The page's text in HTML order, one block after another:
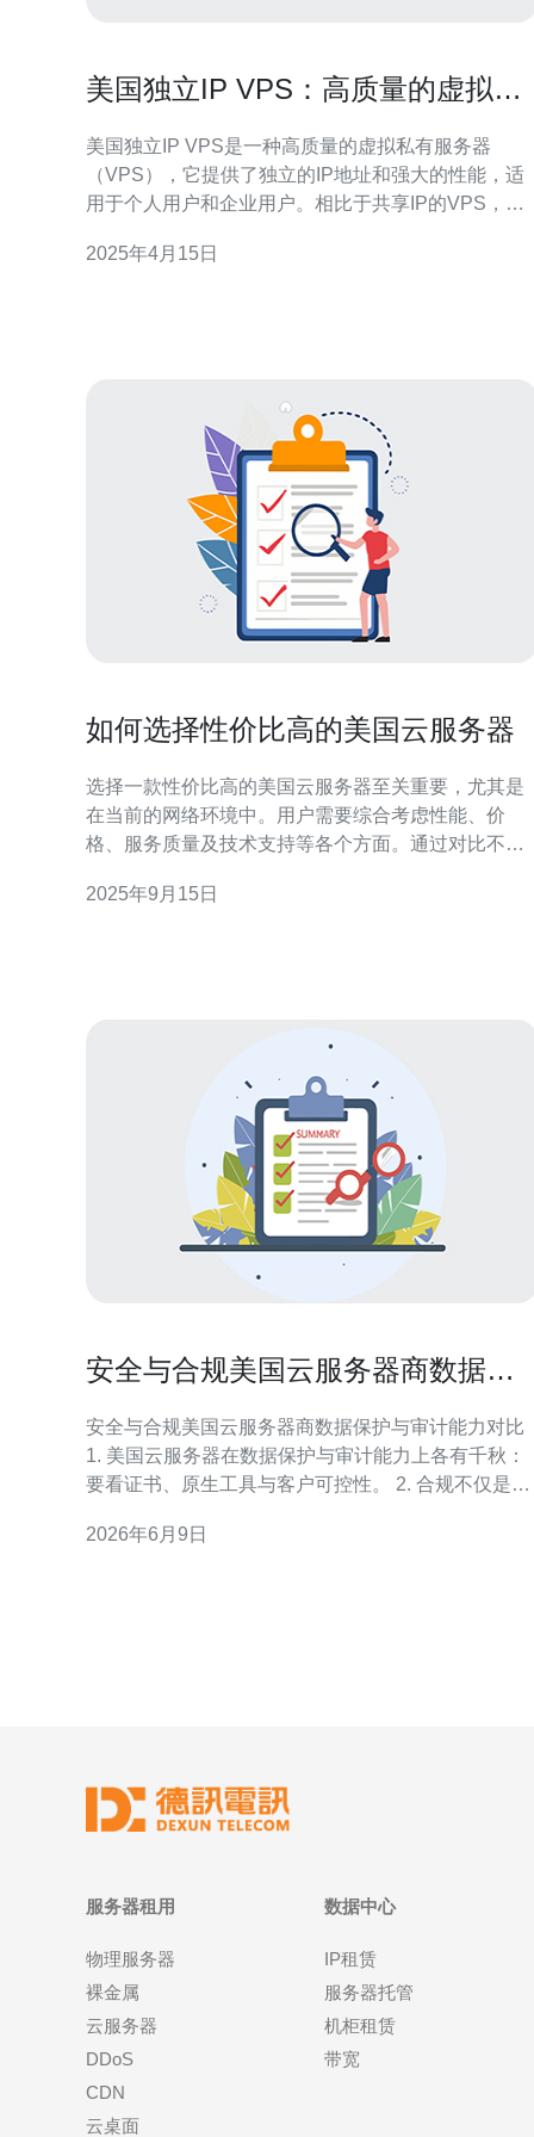
美国独立IP VPS：高质量的虚拟私
美国独立IP VPS是一种高质量的虚拟私有服务器
（VPS），它提供了独立的IP地址和强大的性能，适
用于个人用户和企业用户。相比于共享IP的VPS，美
1. 独立IP地址：美国独立IP VPS为用户提供了独立的
2025年4月15日
如何选择性价比高的美国云服务器
选择一款性价比高的美国云服务器至关重要，尤其是
在当前的网络环境中。用户需要综合考虑性能、价
格、服务质量及技术支持等各个方面。通过对比不同
性能、合理价格的优质云服务。 性能至上：评估服务
2025年9月15日
安全与合规美国云服务器商数据保
安全与合规美国云服务器商数据保护与审计能力对比
1. 美国云服务器在数据保护与审计能力上各有千秋：
要看证书、原生工具与客户可控性。 2. 合规不仅是证
落地执行。 3. 选择云服务商要把握三把尺：法规覆盖
2026年6月9日
服务器租用
物理服务器
裸金属
云服务器
DDoS
CDN
云桌面
数据中心
IP租赁
服务器托管
机柜租赁
带宽